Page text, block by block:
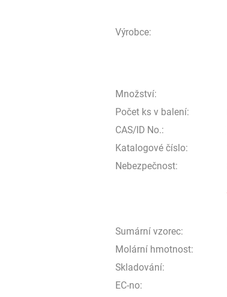
Výrobce:
Množství:
Počet ks v balení:
CAS/ID No.:
Katalogové číslo:
Nebezpečnost:
Sumární vzorec:
Molární hmotnost:
Skladování:
EC-no: